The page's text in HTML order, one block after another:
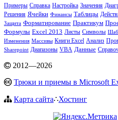
Примеры Справка Настройка Значения
Решения Ячейки Финансы Таблицы
Защита Форматирование Практикум
Формулы Excel 2013 Листы Символы
Изменения Массивы Книги Excel Анализ
Sharepoint Диапазоны VBA Данные
2012—2026
Трюки и приемы в Microsoft
Карта сайта∴Хостинг